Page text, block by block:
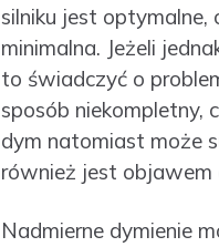
silniku jest
minimalna. Jeżeli
to świadczyć o
sposób niekompletny,
dym natomiast może
również jest objawem
Nadmierne dymienie